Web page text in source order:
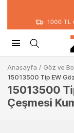
1000 TL
Anasayfa / Göz ve
15013500 Tip EW
15013500
Çeşmesi